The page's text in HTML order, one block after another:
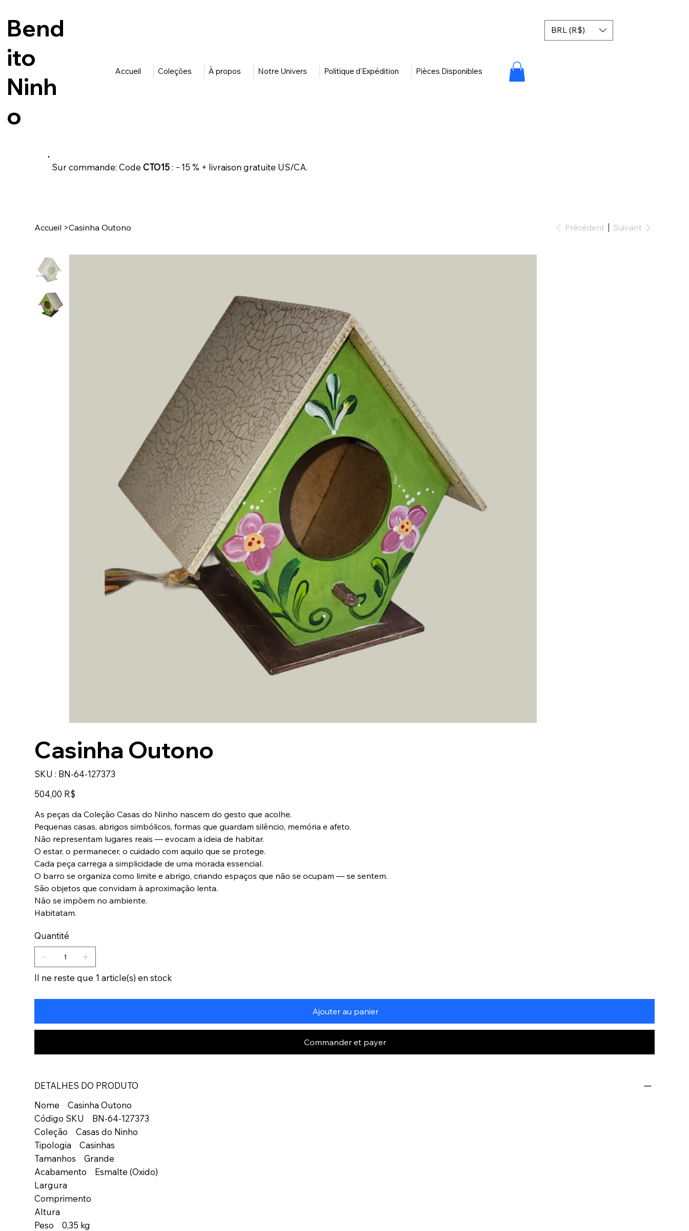
Bend
ito
Ninh
o
Accueil Coleções À propos Notre Univers Politique d’Expédition Pièces Disponibles
BRL (R$)
Accueil >Casinha Outono Précédent Suivant
Casinha Outono
SKU : SKU
BN-
BN-64-127373
Prix
504,00 R$
As peças da Coleção Casas do Ninho nascem do gesto que acolhe.
Pequenas casas, abrigos simbólicos, formas que guardam silêncio, memória e afeto.
Não representam lugares reais — evocam a ideia de habitar.
O estar, o permanecer, o cuidado com aquilo que se protege.
Cada peça carrega a simplicidade de uma morada essencial.
O barro se organiza como limite e abrigo, criando espaços que não se ocupam — se sentem.
São objetos que convidam à aproximação lenta.
Não se impõem no ambiente.
Habitatam.
Quantité
Il ne reste que 1 article(s) en stock
Ajouter au panier
Commander et payer
DETALHES DO PRODUTO
Nome Casinha Outono
Código SKU BN-64-127373
Coleção Casas do Ninho
Tipologia Casinhas
Tamanhos Grande
Acabamento Esmalte (Oxido)
Largura
Comprimento
Altura
Peso 0,35 kg
Sur commande: CodeCTO15: −15 % + livraison gratuite US/CA.